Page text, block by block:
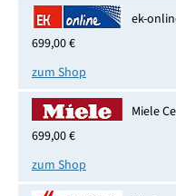
ek-
699,00 €
zum Shop
Miele
699,00 €
zum Shop